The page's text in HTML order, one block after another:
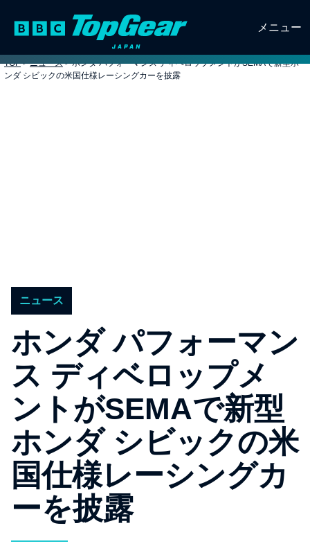
メニュー
TOP > ニュース > ホンダ パフォーマンス ディベロップメントがSEMAで新型ホ
ンダ シビックの米国仕様レーシングカーを披露
ニュース
ホンダ パフォーマン
ス ディベロップメ
ントがSEMAで新型
ホンダ シビックの米
国仕様レーシングカ
ーを披露